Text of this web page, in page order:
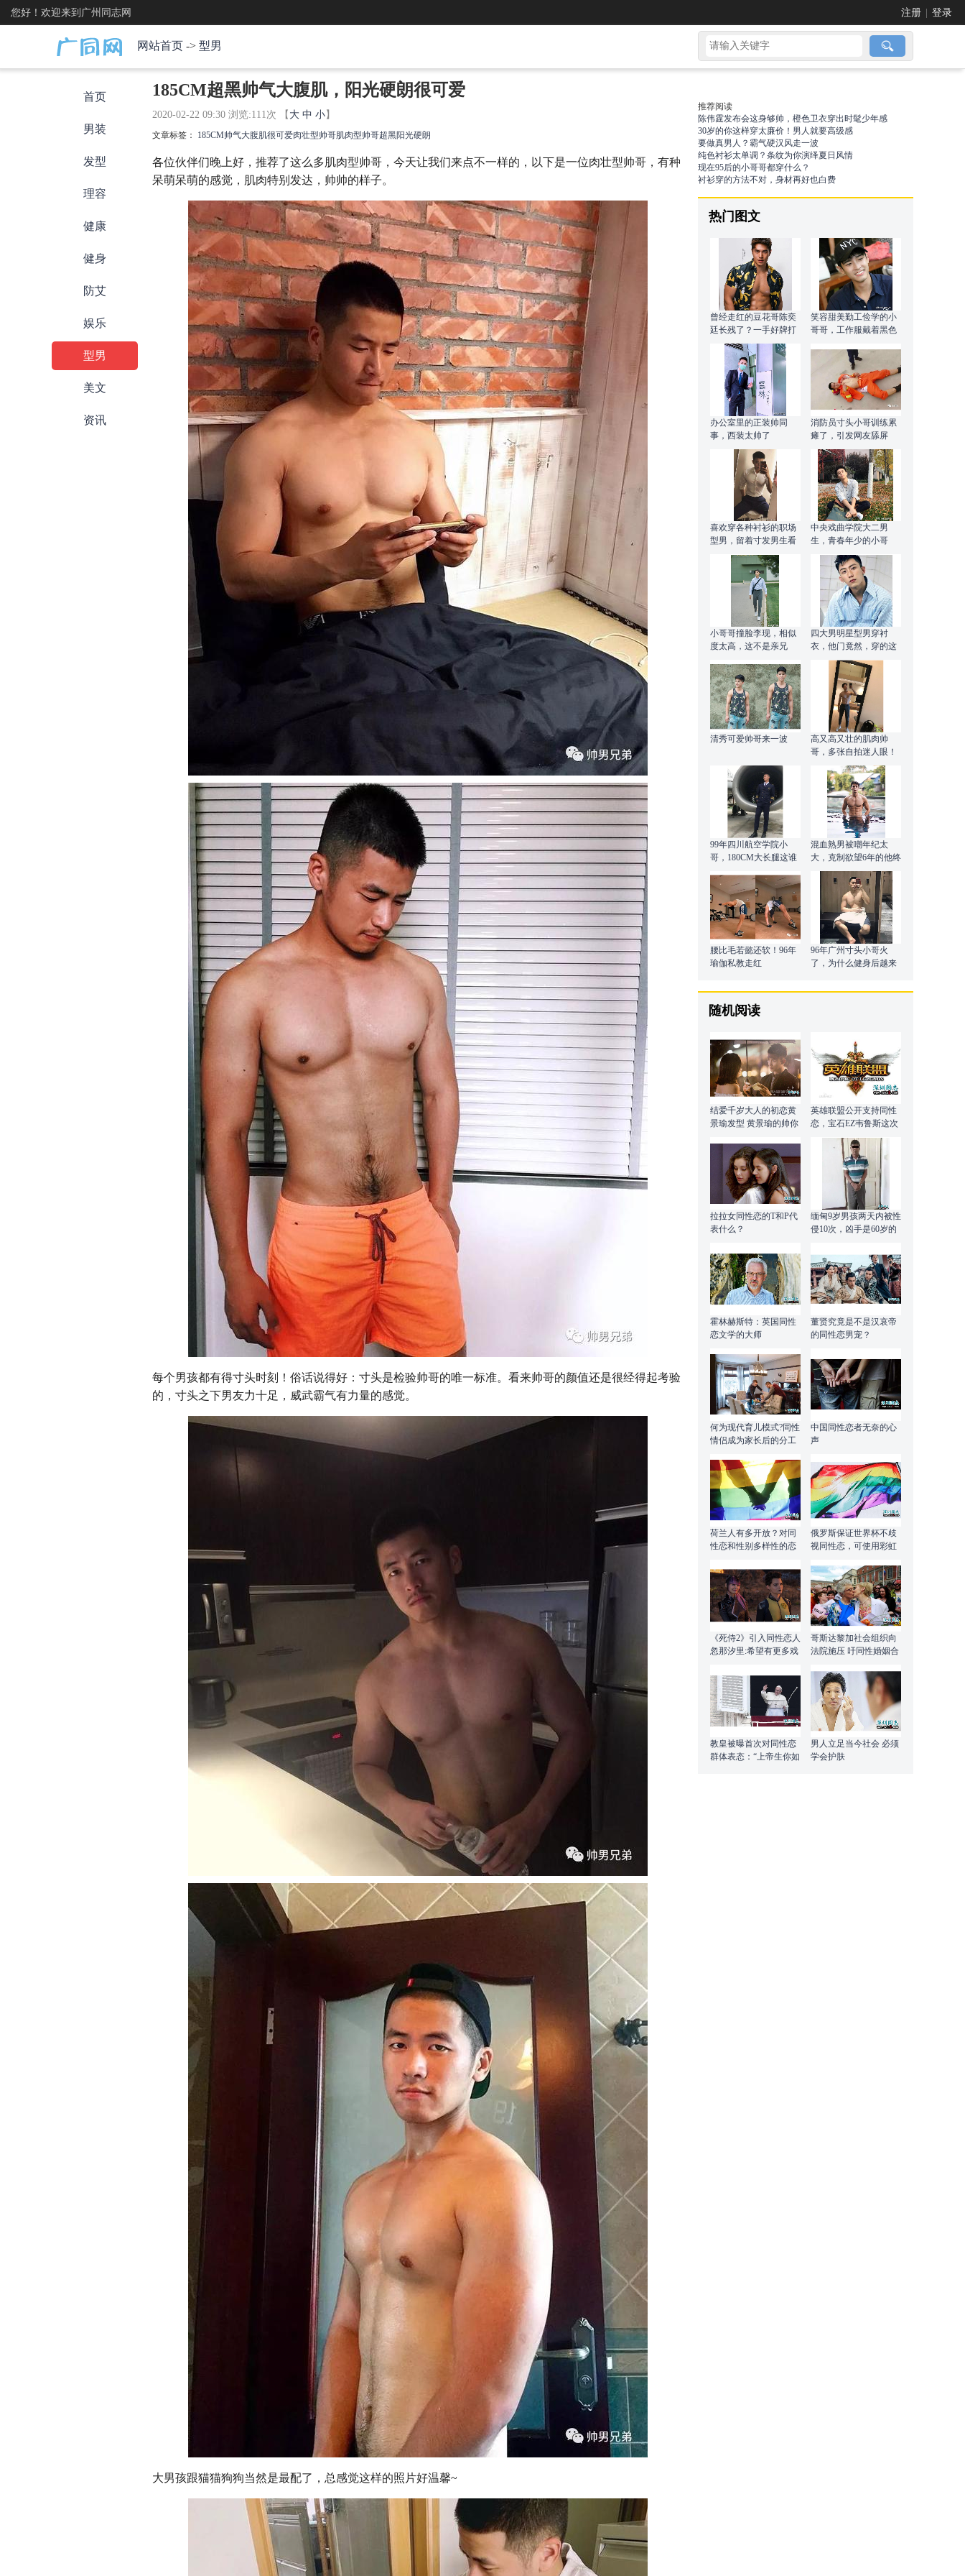
您好！欢迎来到广州同志网 注册 登录
网站首页 -> 型男
首页
男装
发型
理容
健康
健身
防艾
娱乐
型男
美文
资讯
185CM超黑帅气大腹肌，阳光硬朗很可爱
2020-02-22 09:30 浏览:111次 【 大 中 小 】
文章标签： 185CM帅气大腹肌很可爱肉壮型帅哥肌肉型帅哥超黑阳光硬朗
各位伙伴们晚上好，推荐了这么多肌肉型帅哥，今天让我们来点不一样的，以下是一位肉壮型帅哥，有种
呆萌呆萌的感觉，肌肉特别发达，帅帅的样子。
每个男孩都有得寸头时刻！俗话说得好：寸头是检验帅哥的唯一标准。看来帅哥的颜值还是很经得起考验
的，寸头之下男友力十足，威武霸气有力量的感觉。
大男孩跟猫猫狗狗当然是最配了，总感觉这样的照片好温馨~
推荐阅读
陈伟霆发布会这身够帅，橙色卫衣穿出时髦少年感
30岁的你这样穿太廉价！男人就要高级感
要做真男人？霸气硬汉风走一波
纯色衬衫太单调？条纹为你演绎夏日风情
现在95后的小哥哥都穿什么？
衬衫穿的方法不对，身材再好也白费
热门图文
曾经走红的豆花哥陈奕
廷长残了？一手好牌打
稀烂
笑容甜美勤工俭学的小
哥哥，工作服戴着黑色
办公室里的正装帅同
事，西装太帅了
消防员寸头小哥训练累
瘫了，引发网友舔屏
喜欢穿各种衬衫的职场
型男，留着寸发男生看
起来更加的阳光帅气！
中央戏曲学院大二男
生，青春年少的小哥
哥，干净帅气！
小哥哥撞脸李现，相似
度太高，这不是亲兄
四大男明星型男穿衬
衣，他门竟然，穿的这
么好看！
清秀可爱帅哥来一波
高又高又壮的肌肉帅
哥，多张自拍迷人眼！
99年四川航空学院小
哥，180CM大长腿这谁
混血熟男被嘲年纪太
大，克制欲望6年的他终
于翻身了
腰比毛若懿还软！96年
瑜伽私教走红
96年广州寸头小哥火
了，为什么健身后越来
随机阅读
结爱千岁大人的初恋黄
景瑜发型 黄景瑜的帅你
英雄联盟公开支持同性
恋，宝石EZ韦鲁斯这次
该站出来了！
拉拉女同性恋的T和P代
表什么？
缅甸9岁男孩两天内被性
侵10次，凶手是60岁的
霍林赫斯特：英国同性
恋文学的大师
董贤究竟是不是汉哀帝
的同性恋男宠？
何为现代育儿模式?同性
情侣成为家长后的分工
中国同性恋者无奈的心
声
荷兰人有多开放？对同
性恋和性别多样性的恋
俄罗斯保证世界杯不歧
视同性恋，可使用彩虹
《死侍2》引入同性恋人
忽那汐里:希望有更多戏
哥斯达黎加社会组织向
法院施压 吁同性婚姻合
教皇被曝首次对同性恋
群体表态：“上帝生你如
男人立足当今社会 必须
学会护肤